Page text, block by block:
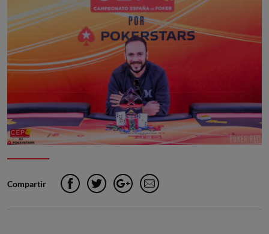
Compartir FacebookTwitterGoogle+